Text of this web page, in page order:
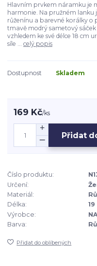
Hlavním prvkem náramku je
harmonie. Na pružném lanku
růženínu a barevné korálky o
tmavě modrý sametový
vzhledem ke své délce 18 cm
síle ... celý popis
Dostupnost Skladem
169 Kč/ks
Přidat
Číslo produktu:
Určení:
Materiál:
Délka:
Výrobce:
Barva:
Přidat do oblíbených